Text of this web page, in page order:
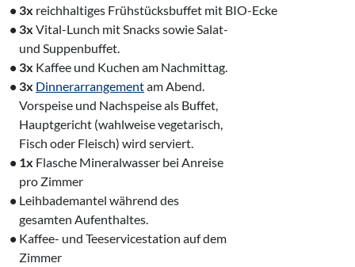
• 3x reichhaltiges Frühstücksbuffet mit BIO-Ecke
• 3x Vital-Lunch mit Snacks sowie Salat-
‌ und Suppenbuffet.
• 3x Kaffee und Kuchen am Nachmittag.
• 3x Dinnerarrangementam Abend.
‌ Vorspeise und Nachspeise als Buffet,
‌ Hauptgericht (wahlweise vegetarisch,
‌ Fisch oder Fleisch) wird serviert.
• 1x Flasche Mineralwasser bei Anreise
‌ pro Zimmer
• Leihbademantel während des
‌ gesamten Aufenthaltes.
• Kaffee- und Teeservicestation auf dem
‌ Zimmer